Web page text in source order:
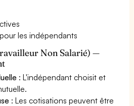
les indépendants
Non Salarié) —
: L'indépendant choisit et
: Les cotisations peuvent être